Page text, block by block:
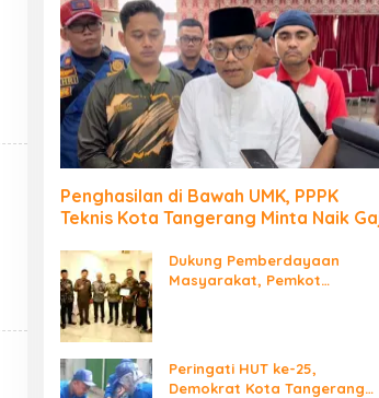
Penghasilan di Bawah UMK, PPPK
Teknis Kota Tangerang Minta Naik
Dukung Pemberdayaan
Masyarakat, Pemkot
Peringati HUT ke-25,
Demokrat Kota Tangerang